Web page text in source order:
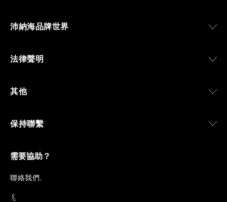
沛納海品牌世界
法律聲明
其他
保持聯繫
需要協助？
聯絡我們.